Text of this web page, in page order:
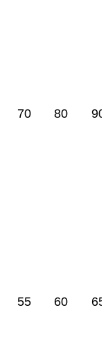
70 80 90
55 60 65